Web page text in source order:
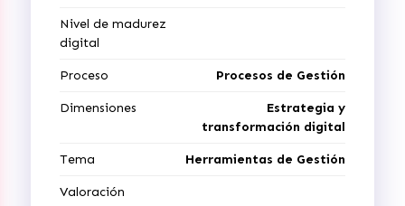
Nivel de madurez
digital
Proceso Procesos de Gestión
Dimensiones
Estrategia y
transformación digital
Tema Herramientas de Gestión
Valoración